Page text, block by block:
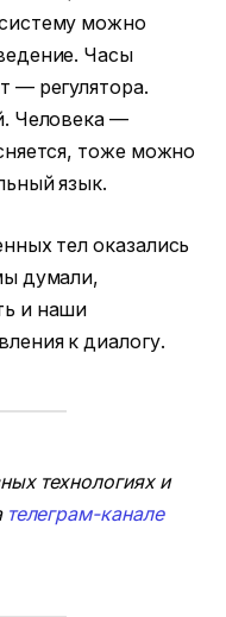
можно
Часы
— регулятора.
Человека —
тоже можно
язык.
тел оказались
думали,
и наши
к диалогу.
технологиях и
телеграм-канале